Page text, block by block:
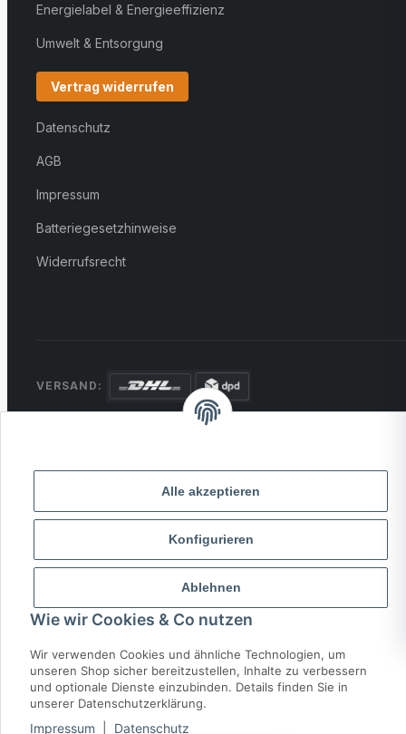
Alle akzeptieren
Konfigurieren
Ablehnen
Wie wir Cookies & Co nutzen
Wir verwenden Cookies und ähnliche Technologien, um
unseren Shop sicher bereitzustellen, Inhalte zu verbessern
und optionale Dienste einzubinden. Details finden Sie in
unserer Datenschutzerklärung.
Impressum Datenschutz
Energielabel & Energieeffizienz
Umwelt & Entsorgung
Vertrag widerrufen
Datenschutz
AGB
Impressum
Batteriegesetzhinweise
Widerrufsrecht
VERSAND:
Überweisung
© 2026 MCTRADE24. Alle Rechte vorbehalten.
Powered byMD IT Solutions